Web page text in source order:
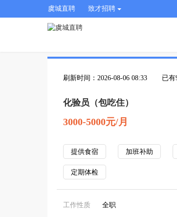
虞城直聘 致才招聘
刷新时间：2026-08-06 08:33 已有
化验员（包吃住）
3000-5000元/月
提供食宿 加班补助
定期体检
工作性质 全职